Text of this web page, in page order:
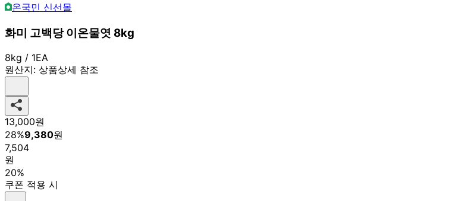
온국민 신선몰
화미 고백당 이온물엿 8kg
8kg / 1EA
원산지: 상품상세 참조
13,000원
28%9,380원
7,504
원
20%
쿠폰 적용 시